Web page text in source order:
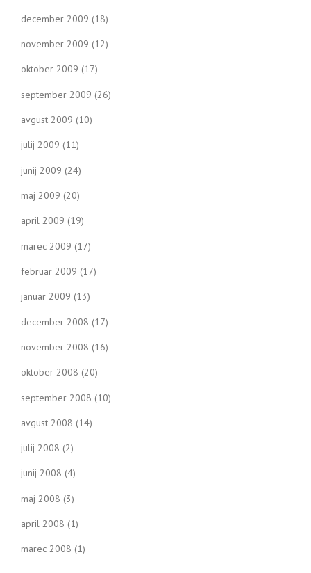
december 2009 (18)
november 2009 (12)
oktober 2009 (17)
september 2009 (26)
avgust 2009 (10)
julij 2009 (11)
junij 2009 (24)
maj 2009 (20)
april 2009 (19)
marec 2009 (17)
februar 2009 (17)
januar 2009 (13)
december 2008 (17)
november 2008 (16)
oktober 2008 (20)
september 2008 (10)
avgust 2008 (14)
julij 2008 (2)
junij 2008 (4)
maj 2008 (3)
april 2008 (1)
marec 2008 (1)